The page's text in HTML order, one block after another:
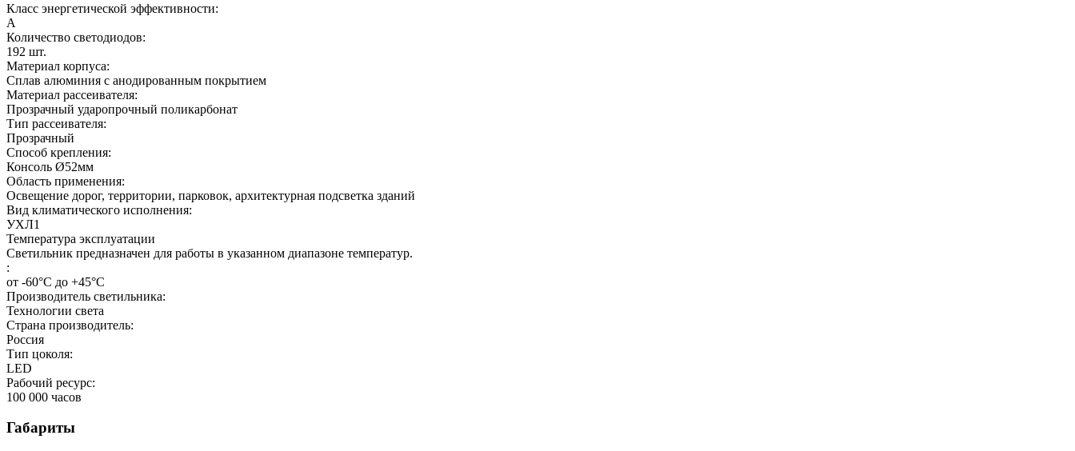
Класс энергетической эффективности:
A
Количество светодиодов:
192 шт.
Материал корпуса:
Сплав алюминия с анодированным покрытием
Материал рассеивателя:
Прозрачный ударопрочный поликарбонат
Тип рассеивателя:
Прозрачный
Способ крепления:
Консоль Ø52мм
Область применения:
Освещение дорог, территории, парковок, архитектурная подсветка зданий
Вид климатического исполнения:
УХЛ1
Температура эксплуатации
Светильник предназначен для работы в указанном диапазоне температур.
:
от -60°С до +45°С
Производитель светильника:
Технологии света
Страна производитель:
Россия
Тип цоколя:
LED
Рабочий ресурс:
100 000 часов
Габариты